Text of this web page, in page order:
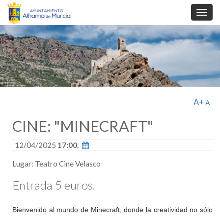
A+ A-
CINE: "MINECRAFT"
12/04/2025 17:00.
Lugar: Teatro Cine Velasco
Entrada 5 euros.
Bienvenido al mundo de Minecraft, donde la creatividad no sólo